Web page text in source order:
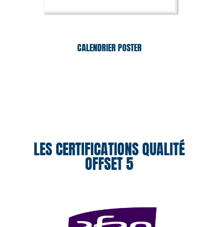
CALENDRIER POSTER
LES CERTIFICATIONS QUALITÉ
OFFSET 5